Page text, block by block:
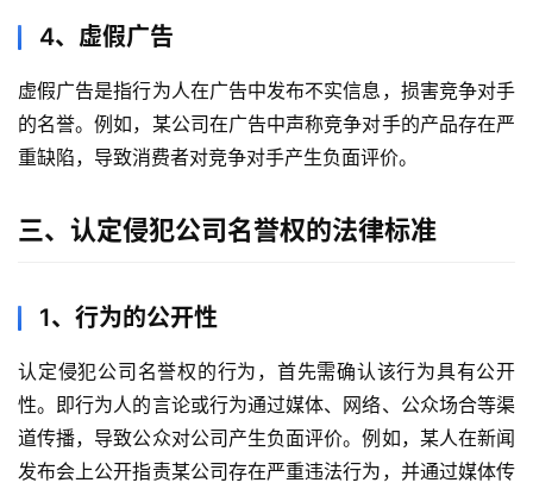
4、虚假广告
虚假广告是指行为人在广告中发布不实信息，损害竞争对手
的名誉。例如，某公司在广告中声称竞争对手的产品存在严
重缺陷，导致消费者对竞争对手产生负面评价。
三、认定侵犯公司名誉权的法律标准
1、行为的公开性
认定侵犯公司名誉权的行为，首先需确认该行为具有公开
性。即行为人的言论或行为通过媒体、网络、公众场合等渠
道传播，导致公众对公司产生负面评价。例如，某人在新闻
发布会上公开指责某公司存在严重违法行为，并通过媒体传